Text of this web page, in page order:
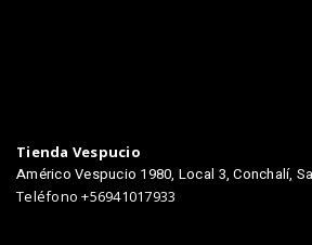
Tienda Vespucio
Américo Vespucio 1980, Local 3, Conchalí,
Teléfono +56941017933